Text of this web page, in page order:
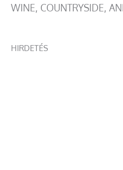
WINE, COUNTRYSIDE,
HIRDETÉS